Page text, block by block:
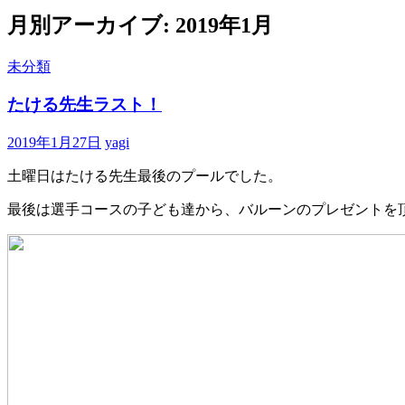
ス
月別アーカイブ: 2019年1月
未分類
たける先生ラスト！
2019年1月27日 yagi
土曜日はたける先生最後のプールでした。
最後は選手コースの子ども達から、バルーンのプレゼントを